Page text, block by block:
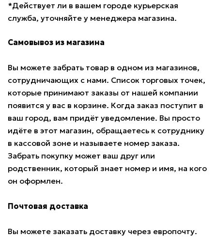
*Действует ли в вашем городе курьерская
служба, уточняйте у менеджера магазина.
Самовывоз из магазина
Вы можете забрать товар в одном из магазинов,
сотрудничающих с нами. Список торговых точек,
которые принимают заказы от нашей компании
появится у вас в корзине. Когда заказ поступит в
ваш город, вам придёт уведомление. Вы просто
идёте в этот магазин, обращаетесь к сотруднику
в кассовой зоне и называете номер заказа.
Забрать покупку может ваш друг или
родственник, который знает номер и имя, на кого
он оформлен.
Почтовая доставка
Вы можете заказать доставку через европочту.